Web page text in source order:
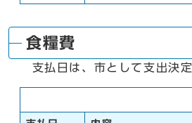
食糧費
支払日は、市として支出決定